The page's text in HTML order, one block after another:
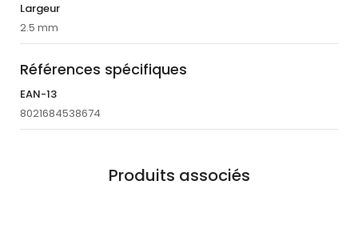
Largeur
2.5 mm
Références spécifiques
EAN-13
8021684538674
Produits associés